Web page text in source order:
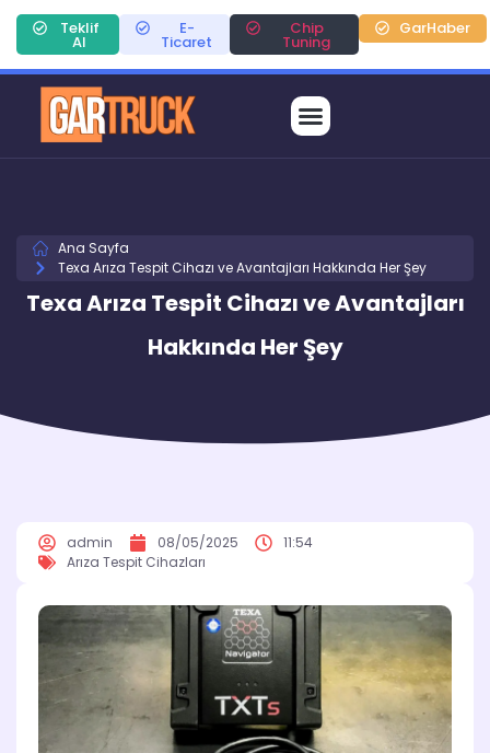
Teklif
Al
E-
Ticaret
Chip
Tuning
GarHaber
Ana Sayfa
Texa Arıza Tespit Cihazı ve Avantajları Hakkında Her Şey
Texa Arıza Tespit Cihazı ve Avantajları
Hakkında Her Şey
admin 08/05/2025
11:54
Arıza Tespit Cihazları